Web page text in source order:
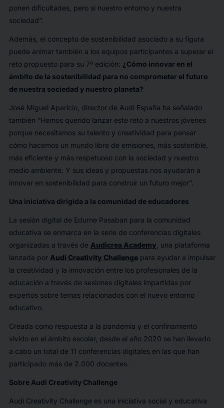
ponen dificultades, pero si nuestro entorno y nuestra
sociedad”.
Además, el concepto de sostenibilidad asociado a su figura
puede animar también a los equipos participantes a superar el
reto propuesto para su 7ª edición: ¿Cómo innovar en el
ámbito de la sostenibilidad para no comprometer el futuro
de nuestra sociedad y nuestro planeta?
José Miguel Aparicio, director de Audi España ha señalado
también “Hemos querido lanzar este reto a nuestrosjóvenes
porque necesitamos su talento y creatividad para pensar
cómo hacemos un mundo libre de emisiones, más sostenible,
más eficiente y más respetuoso con la sociedad y nuestro
medio ambiente. Y sus ideas y propuestas nos ayudarán a
innovar en sostenibilidad para construir un futuro mejor”.
Una iniciativa dirigida a la comunidad de educadores
La sesión digital de Edurne Pasaban para la comunidad
educativa se enmarca en la serie de conferencias digitales
organizadas a través de Audicrea Academy , una plataforma
lanzada por Audi Creativity Challengepara ayudar a impulsar
la creatividad y la innovación entre los profesionales de la
educación a través de sesiones digitales impartidas por
expertos sobre temas relacionados con el nuevo entorno
educativo.
Creada como respuesta a la pandemia y el confinamiento
vivido en el ámbito escolar, desde el año 2020 se han llevado
a cabo un total de 11 conferencias digitales en las que han
participado más de 2.000 docentes.
Sobre Audi Creativity Challenge
Audi Creativity Challenge es una iniciativa social y educativa